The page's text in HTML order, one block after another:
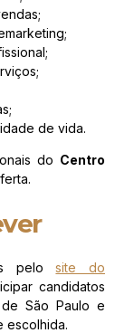
de vida.
do Centro
pelosite do
candidatos
São Paulo e
escolhida.